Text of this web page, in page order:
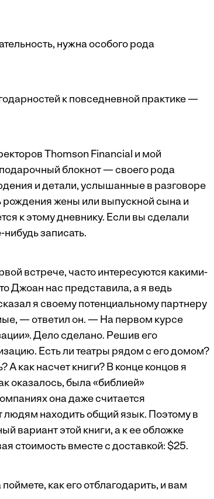
нужна особого рода
к повседневной практике —
Thomson Financial и мой
блокнот — своего рода
и детали, услышанные в разговоре
жены или выпускной сына и
к этому дневнику. Если вы сделали
записать.
встрече, часто интересуются какими-
Джоан нас представила, а я ведь
я своему потенциальному партнеру
— ответил он. — На первом курсе
Дело сделано. Решив его
Есть ли театры рядом с его домом?
как насчет книги? В конце концов я
оказалось, была «библией»
она даже считается
людям находить общий язык. Поэтому в
вариант этой книги, а к ее обложке
стоимость вместе с доставкой: $25.
как его отблагодарить, и вам